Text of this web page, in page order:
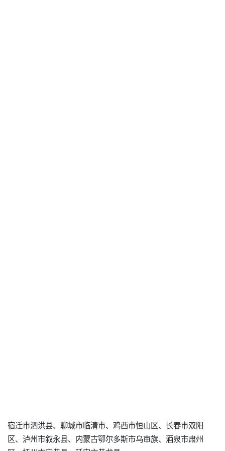
宿迁市泗洪县、聊城市临清市、鸡西市恒山区、长春市双阳
区、泸州市叙永县、内蒙古鄂尔多斯市乌审旗、酒泉市肃州